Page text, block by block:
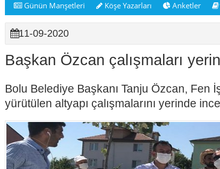
Günün Manşetleri Köşe Yazarları Anketler
11-09-2020
Başkan Özcan çalışmaları
Bolu Belediye Başkanı Tanju Özcan, Fen
yürütülen altyapı çalışmalarını yerinde